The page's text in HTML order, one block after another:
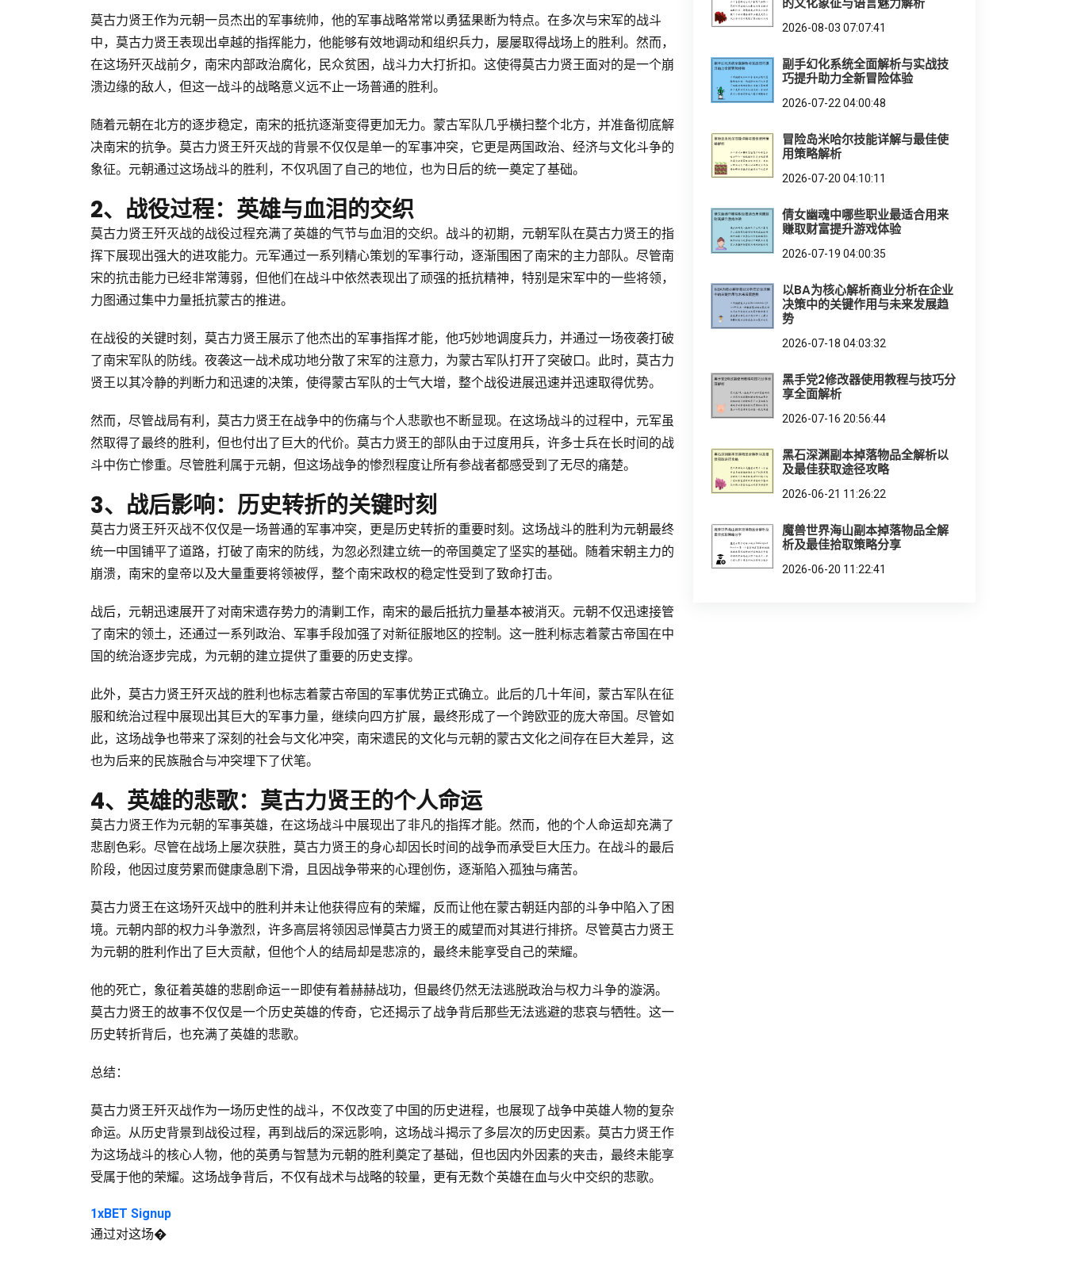
莫古力贤王作为元朝一员杰出的军事统帅，他的军事战略常常以勇猛果断为特点。在多次与宋军的战斗
中，莫古力贤王表现出卓越的指挥能力，他能够有效地调动和组织兵力，屡屡取得战场上的胜利。然而，
在这场歼灭战前夕，南宋内部政治腐化，民众贫困，战斗力大打折扣。这使得莫古力贤王面对的是一个崩
溃边缘的敌人，但这一战斗的战略意义远不止一场普通的胜利。
随着元朝在北方的逐步稳定，南宋的抵抗逐渐变得更加无力。蒙古军队几乎横扫整个北方，并准备彻底解
决南宋的抗争。莫古力贤王歼灭战的背景不仅仅是单一的军事冲突，它更是两国政治、经济与文化斗争的
象征。元朝通过这场战斗的胜利，不仅巩固了自己的地位，也为日后的统一奠定了基础。
2、战役过程：英雄与血泪的交织
莫古力贤王歼灭战的战役过程充满了英雄的气节与血泪的交织。战斗的初期，元朝军队在莫古力贤王的指
挥下展现出强大的进攻能力。元军通过一系列精心策划的军事行动，逐渐围困了南宋的主力部队。尽管南
宋的抗击能力已经非常薄弱，但他们在战斗中依然表现出了顽强的抵抗精神，特别是宋军中的一些将领，
力图通过集中力量抵抗蒙古的推进。
在战役的关键时刻，莫古力贤王展示了他杰出的军事指挥才能，他巧妙地调度兵力，并通过一场夜袭打破
了南宋军队的防线。夜袭这一战术成功地分散了宋军的注意力，为蒙古军队打开了突破口。此时，莫古力
贤王以其冷静的判断力和迅速的决策，使得蒙古军队的士气大增，整个战役进展迅速并迅速取得优势。
然而，尽管战局有利，莫古力贤王在战争中的伤痛与个人悲歌也不断显现。在这场战斗的过程中，元军虽
然取得了最终的胜利，但也付出了巨大的代价。莫古力贤王的部队由于过度用兵，许多士兵在长时间的战
斗中伤亡惨重。尽管胜利属于元朝，但这场战争的惨烈程度让所有参战者都感受到了无尽的痛楚。
3、战后影响：历史转折的关键时刻
莫古力贤王歼灭战不仅仅是一场普通的军事冲突，更是历史转折的重要时刻。这场战斗的胜利为元朝最终
统一中国铺平了道路，打破了南宋的防线，为忽必烈建立统一的帝国奠定了坚实的基础。随着宋朝主力的
崩溃，南宋的皇帝以及大量重要将领被俘，整个南宋政权的稳定性受到了致命打击。
战后，元朝迅速展开了对南宋遗存势力的清剿工作，南宋的最后抵抗力量基本被消灭。元朝不仅迅速接管
了南宋的领土，还通过一系列政治、军事手段加强了对新征服地区的控制。这一胜利标志着蒙古帝国在中
国的统治逐步完成，为元朝的建立提供了重要的历史支撑。
此外，莫古力贤王歼灭战的胜利也标志着蒙古帝国的军事优势正式确立。此后的几十年间，蒙古军队在征
服和统治过程中展现出其巨大的军事力量，继续向四方扩展，最终形成了一个跨欧亚的庞大帝国。尽管如
此，这场战争也带来了深刻的社会与文化冲突，南宋遗民的文化与元朝的蒙古文化之间存在巨大差异，这
也为后来的民族融合与冲突埋下了伏笔。
4、英雄的悲歌：莫古力贤王的个人命运
莫古力贤王作为元朝的军事英雄，在这场战斗中展现出了非凡的指挥才能。然而，他的个人命运却充满了
悲剧色彩。尽管在战场上屡次获胜，莫古力贤王的身心却因长时间的战争而承受巨大压力。在战斗的最后
阶段，他因过度劳累而健康急剧下滑，且因战争带来的心理创伤，逐渐陷入孤独与痛苦。
莫古力贤王在这场歼灭战中的胜利并未让他获得应有的荣耀，反而让他在蒙古朝廷内部的斗争中陷入了困
境。元朝内部的权力斗争激烈，许多高层将领因忌惮莫古力贤王的威望而对其进行排挤。尽管莫古力贤王
为元朝的胜利作出了巨大贡献，但他个人的结局却是悲凉的，最终未能享受自己的荣耀。
他的死亡，象征着英雄的悲剧命运——即使有着赫赫战功，但最终仍然无法逃脱政治与权力斗争的漩涡。
莫古力贤王的故事不仅仅是一个历史英雄的传奇，它还揭示了战争背后那些无法逃避的悲哀与牺牲。这一
历史转折背后，也充满了英雄的悲歌。
总结：
莫古力贤王歼灭战作为一场历史性的战斗，不仅改变了中国的历史进程，也展现了战争中英雄人物的复杂
命运。从历史背景到战役过程，再到战后的深远影响，这场战斗揭示了多层次的历史因素。莫古力贤王作
为这场战斗的核心人物，他的英勇与智慧为元朝的胜利奠定了基础，但也因内外因素的夹击，最终未能享
受属于他的荣耀。这场战争背后，不仅有战术与战略的较量，更有无数个英雄在血与火中交织的悲歌。
1xBET Signup
通过对这场�
2026-08-03 07:07:41
副手幻化系统全面解析与实战技
巧提升助力全新冒险体验
2026-07-22 04:00:48
冒险岛米哈尔技能详解与最佳使
用策略解析
2026-07-20 04:10:11
倩女幽魂中哪些职业最适合用来
赚取财富提升游戏体验
2026-07-19 04:00:35
以BA为核心解析商业分析在企业
决策中的关键作用与未来发展趋
势
2026-07-18 04:03:32
黑手党2修改器使用教程与技巧分
享全面解析
2026-07-16 20:56:44
黑石深渊副本掉落物品全解析以
及最佳获取途径攻略
2026-06-21 11:26:22
魔兽世界海山副本掉落物品全解
析及最佳拾取策略分享
2026-06-20 11:22:41